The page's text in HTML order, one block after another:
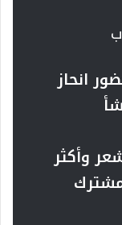
انحاز
وأكثر